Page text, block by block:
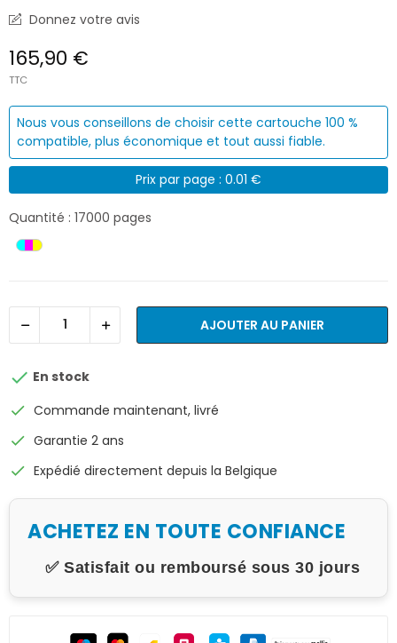
Donnez votre avis
165,90 €
TTC
Nous vous conseillons de choisir cette cartouche 100 %
compatible, plus économique et tout aussi fiable.
Prix par page : 0.01 €
Quantité : 17000 pages
AJOUTER AU PANIER
 En stock
check Commande maintenant, livré
check Garantie 2 ans
check Expédié directement depuis la Belgique
ACHETEZ EN TOUTE CONFIANCE
✅ Satisfait ou remboursé sous 30 jours